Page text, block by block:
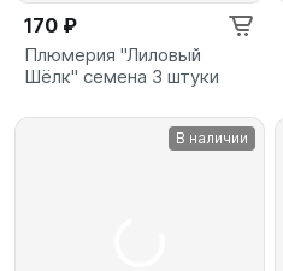
170 ₽
Плюмерия "Лиловый
Шёлк" семена 3 штуки
В наличии